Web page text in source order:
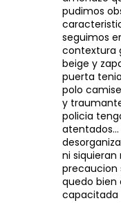
pudimos
seguimos
contextura
beige y
puerta
polo
y
policia
atentados…
ni siquieran
precaucion
quedo bien
capacitada